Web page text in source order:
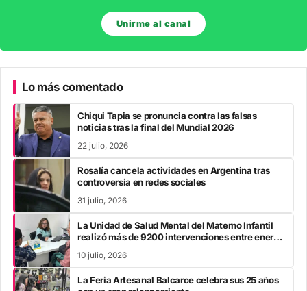
Unirme al canal
Lo más comentado
Chiqui Tapia se pronuncia contra las falsas
noticias tras la final del Mundial 2026
22 julio, 2026
Rosalía cancela actividades en Argentina tras
controversia en redes sociales
31 julio, 2026
La Unidad de Salud Mental del Materno Infantil
realizó más de 9200 intervenciones entre enero
10 julio, 2026
La Feria Artesanal Balcarce celebra sus 25 años